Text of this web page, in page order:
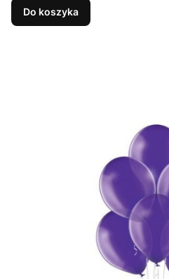
Do koszyka